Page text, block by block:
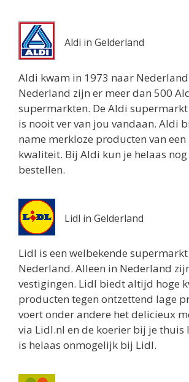
Aldi in Gelderland
Aldi kwam in 1973 naar
Nederland zijn er meer dan 500
supermarkten. De Aldi
is nooit ver van jou vandaan. Aldi
name merkloze producten van
kwaliteit. Bij Aldi kun je helaas
bestellen.
Lidl in Gelderland
Lidl is een welbekende
Nederland. Alleen in Nederland
vestigingen. Lidl biedt altijd hoge
producten tegen ontzettend lage
voert onder andere het delicieux
via Lidl.nl en de koerier bij je thuis
is helaas onmogelijk bij Lidl.